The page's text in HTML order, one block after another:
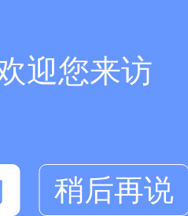
迎您来访
稍后再说